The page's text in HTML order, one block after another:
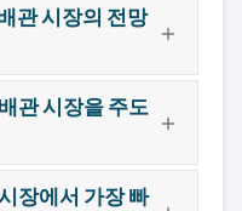
관 시장의 전망
관 시장을 주도
장에서 가장 빠